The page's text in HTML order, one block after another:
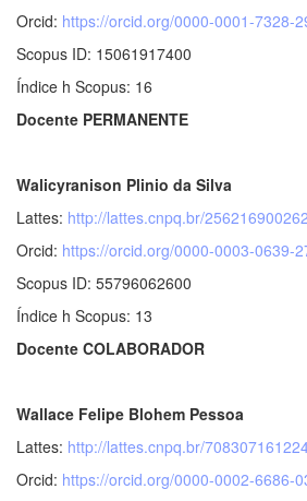
Orcid: https://orcid.org/0000-0001-7328-
Scopus ID: 15061917400
Índice h Scopus: 16
Docente PERMANENTE
Walicyranison Plinio da Silva
Lattes: http://lattes.cnpq.br/
Orcid: https://orcid.org/0000-0003-0639-
Scopus ID: 55796062600
Índice h Scopus: 13
Docente COLABORADOR
Wallace Felipe Blohem Pessoa
Lattes: http://lattes.cnpq.br/
Orcid: https://orcid.org/0000-0002-6686-